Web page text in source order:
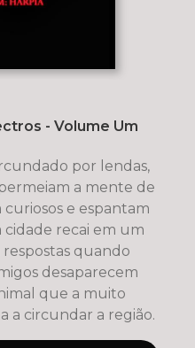
- Volume Um
por lendas,
a mente de
e espantam
cidade recai em um
quando
desaparecem
que a muito
a circundar a região.